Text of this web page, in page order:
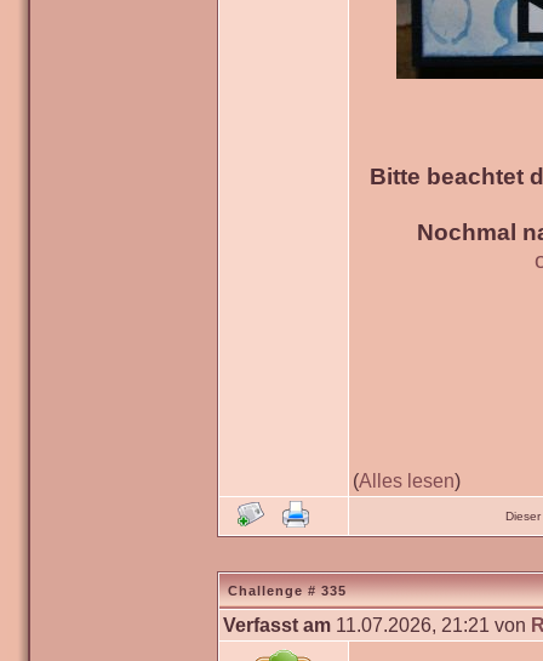
Bitte beachtet
Nochmal
(Alles lesen)
Challenge # 335
Verfasst am 11.07.2026, 21:21 von